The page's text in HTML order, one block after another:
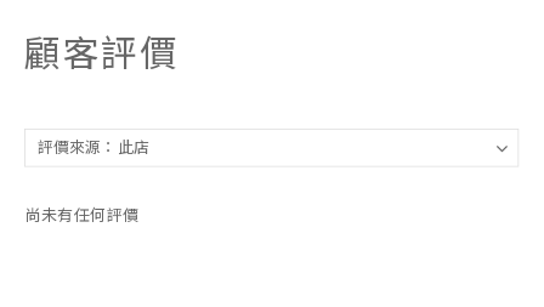
顧客評價
尚未有任何評價